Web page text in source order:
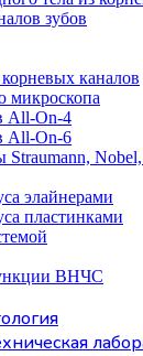
зубов
каналов
микроскопа
All-On-4
All-On-6
Nobel,
элайнерами
пластинками
ВНЧС